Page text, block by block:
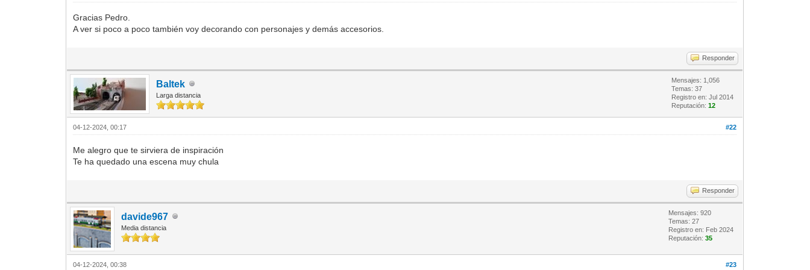
Gracias Pedro.
A ver si poco a poco también voy decorando con personajes y demás accesorios.
Responder
Baltek
Larga distancia
Mensajes: 1,056
Temas: 37
Registro en: Jul 2014
Reputación:12
#22
04-12-2024, 00:17
Me alegro que te sirviera de inspiración
Te ha quedado una escena muy chula
Responder
davide967
Media distancia
Mensajes: 920
Temas: 27
Registro en: Feb 2024
Reputación:35
#23
04-12-2024, 00:38